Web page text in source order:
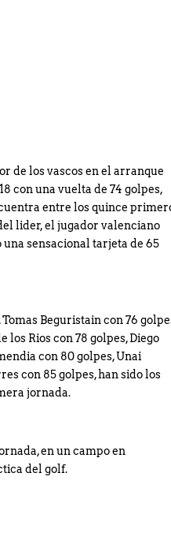
de los vascos en el arranque
con una vuelta de 74 golpes,
entre los quince
lider, el jugador valenciano
una sensacional tarjeta de 65
Beguristain con 76
los Rios con 78 golpes, Diego
con 80 golpes, Unai
con 85 golpes, han sido los
jornada.
en un campo en
del golf.